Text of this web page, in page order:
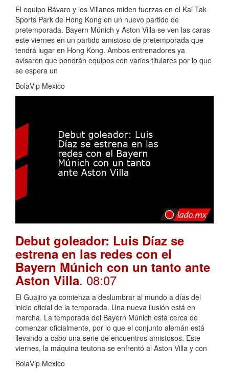
El equipo Bávaro y los Villanos miden fuerzas en el Kai Tak
Sports Park de Hong Kong en un nuevo partido de
pretemporada. Bayern Múnich y Aston Villa se ven las caras
este viernes en un partido amistoso de pretemporada que
tendrá lugar en Hong Kong. Ambos entrenadores ya
avisaron que pondrán equipos con varios titulares por lo que
se espera un
BolaVip Mexico
Debut goleador: Luis Díaz se
estrena en las redes con el
Bayern Múnich con un tanto ante
Aston Villa. 08:07
El Guajiro ya comienza a deslumbrar al mundo a días del
inicio oficial de la temporada. Una nueva ilusión está en
marcha. La temporada del Bayern Múnich está cerca de
comenzar oficialmente, por lo que el conjunto alemán está
llevando a cabo una serie de encuentros amistosos. Este
viernes, la máquina teutona se enfrentó al Aston Villa y con
BolaVip Mexico